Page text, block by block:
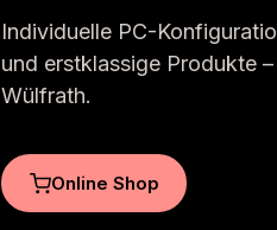
Individuelle PC-
und erstklassige Produkte
Wülfrath.
Online Shop